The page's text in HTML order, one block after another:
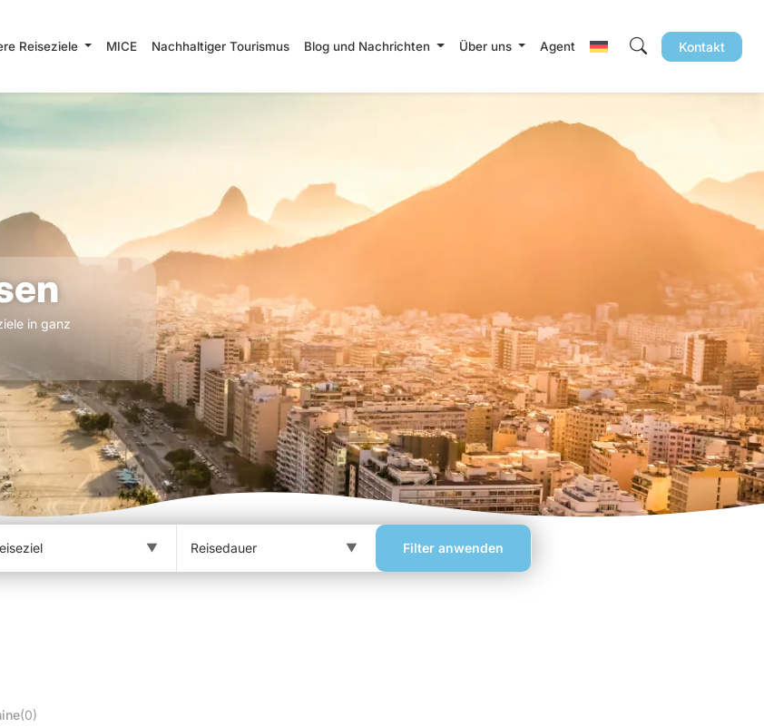
Reiseziele MICE Nachhaltiger Tourismus Blog und Nachrichten Über uns Agent Kontakt
in ganz
Filter anwenden
(0)